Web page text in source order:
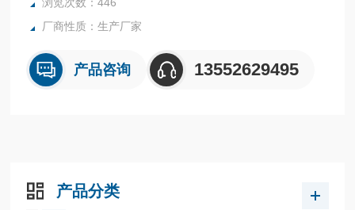
厂商性质：生产厂家
产品咨询 13552629495
产品分类